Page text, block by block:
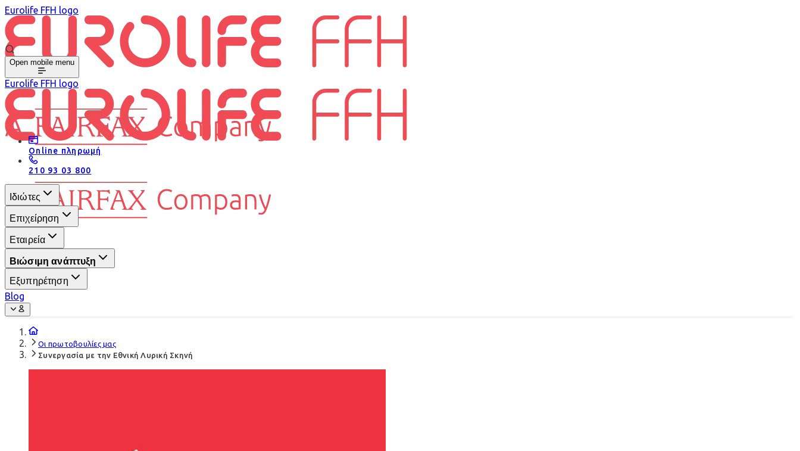
Eurolife FFH logo
Open mobile menu
Eurolife FFH logo
Online πληρωμή
210 93 03 800
Ιδιώτες
Επιχείρηση
Εταιρεία
Βιώσιμη ανάπτυξη
Εξυπηρέτηση
Blog
Οι πρωτοβουλίες μας
Συνεργασία με την Εθνική Λυρική Σκηνή